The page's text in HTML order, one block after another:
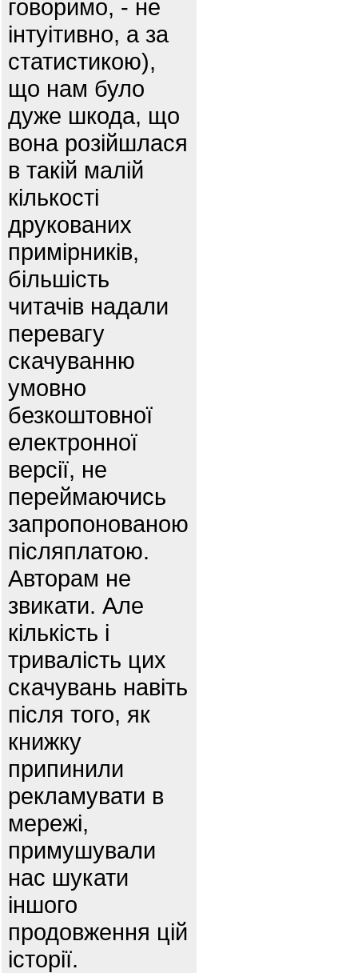
говоримо, - не
інтуітивно, а за
статистикою),
що нам було
дуже шкода, що
вона розійшлася
в такій малій
кількості
друкованих
примірників,
більшість
читачів надали
перевагу
скачуванню
умовно
безкоштовної
електронної
версії, не
переймаючись
запропонованою
післяплатою.
Авторам не
звикати. Але
кількість і
тривалість цих
скачувань навіть
після того, як
книжку
припинили
рекламувати в
мережі,
примушували
нас шукати
іншого
продовження цій
історії.